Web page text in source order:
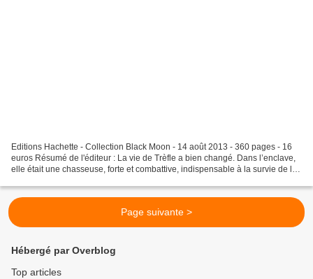
Editions Hachette - Collection Black Moon - 14 août 2013 - 360 pages - 16
euros Résumé de l'éditeur : La vie de Trèfle a bien changé. Dans l’enclave,
elle était une chasseuse, forte et combattive, indispensable à la survie de la
Page suivante >
Hébergé par Overblog
Top articles